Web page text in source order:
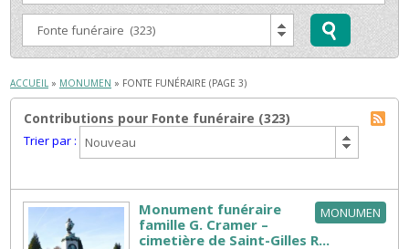
ACCUEIL » MONUMEN » FONTE FUNÉRAIRE (PAGE 3)
Contributions pour Fonte funéraire (323)
Trier par :
MONUMEN
Monument funéraire
famille G. Cramer –
cimetière de Saint-Gilles R...